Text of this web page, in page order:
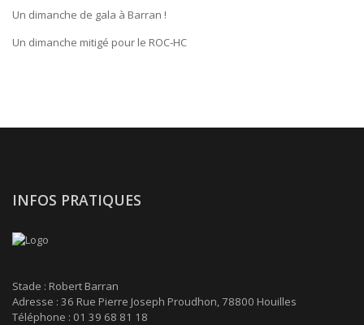
Un dimanche de gala à Barran !
Un dimanche mitigé pour le ROC-HC
INFOS PRATIQUES
Stade : Robert Barran
Adresse : 36 Rue Pierre Joseph Proudhon, 78800 Houilles
Téléphone : 01 39 68 81 18